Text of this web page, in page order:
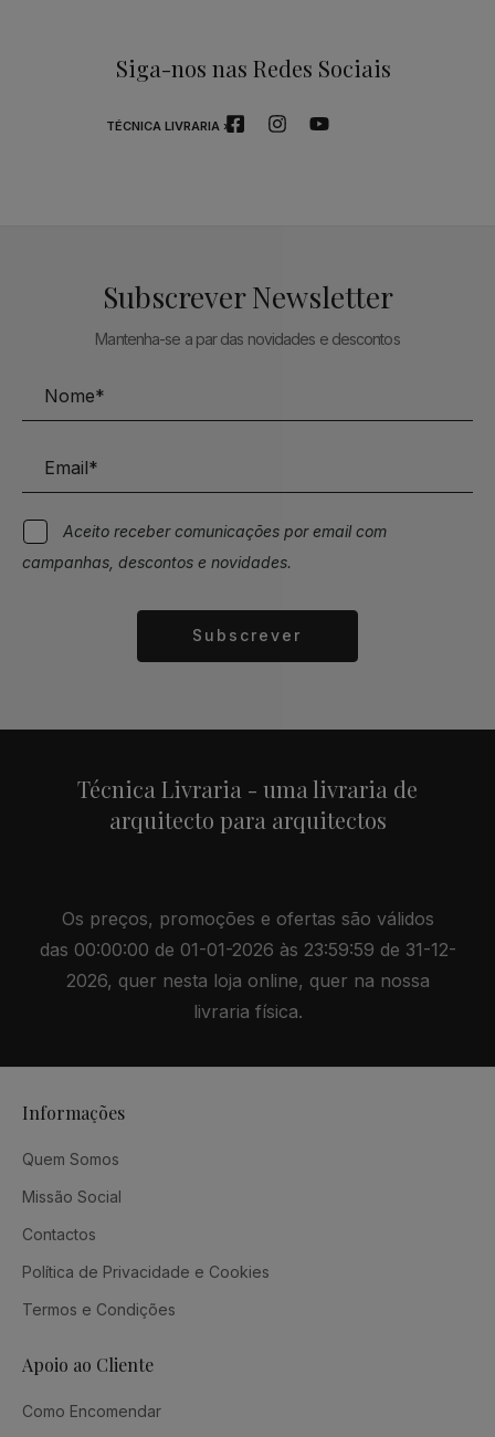
Siga-nos nas Redes Sociais
TÉCNICA LIVRARIA »
Subscrever Newsletter
Mantenha-se a par das novidades e descontos
Aceito receber comunicações por email com
campanhas, descontos e novidades.
Subscrever
Técnica Livraria - uma livraria de
arquitecto para arquitectos
Os preços, promoções e ofertas são válidos
das 00:00:00 de 01-01-2026 às 23:59:59 de 31-12-
2026, quer nesta loja online, quer na nossa
livraria física.
Informações
Quem Somos
Missão Social
Contactos
Política de Privacidade e Cookies
Termos e Condições
Apoio ao Cliente
Como Encomendar